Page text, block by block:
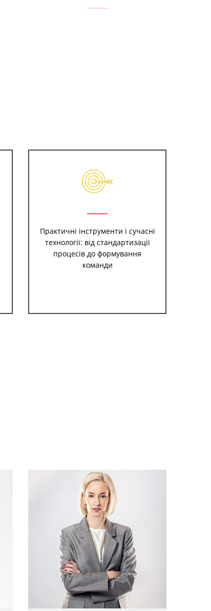
Практичні інструменти і сучасні
технології: від стандартизації
процесів до формування
команди